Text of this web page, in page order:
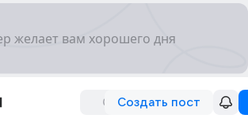
Создать пост